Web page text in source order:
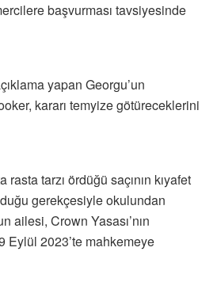
başvurması tavsiyesinde
yapan Georgu’un
kararı temyize götüreceklerini
rasta tarzı ördüğü saçının kıyafet
gerekçesiyle okulundan
ailesi, Crown Yasası’nın
Eylül 2023’te mahkemeye